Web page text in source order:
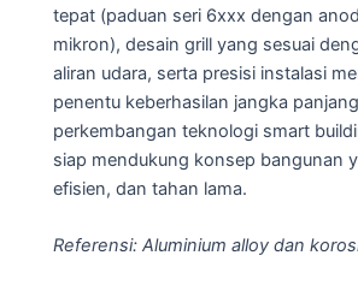
tepat (paduan seri 6xxx dengan
mikron), desain grill yang sesuai
aliran udara, serta presisi instalasi
penentu keberhasilan jangka
perkembangan teknologi smart
siap mendukung konsep bangunan
efisien, dan tahan lama.
Referensi: Aluminium alloy dan